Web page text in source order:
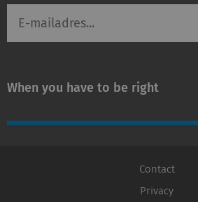
mailadres
When you have to be right
Contact
Privacy